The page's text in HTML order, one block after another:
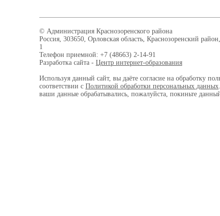
© Администрация Краснозоренского района
Россия, 303650, Орловская область, Краснозоренский
1
Телефон приемной: +7 (48663) 2-14-91
Разработка сайта - Центр интернет-образования
Используя данный сайт, вы даёте согласие на обработку
соответствии с Политикой обработки персональных данных
ваши данные обрабатывались, пожалуйста, покиньте